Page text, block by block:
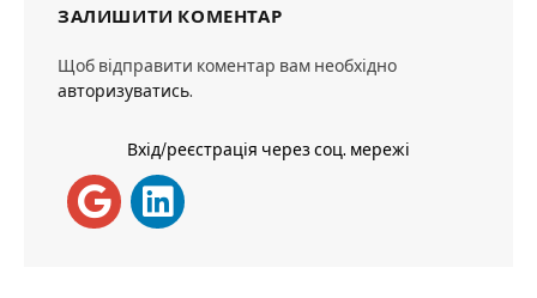
ЗАЛИШИТИ КОМЕНТАР
Щоб відправити коментар вам необхідно
авторизуватись.
Вхід/реєстрація через соц. мережі